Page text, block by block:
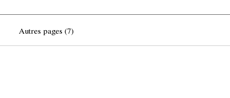
Autres pages (7)